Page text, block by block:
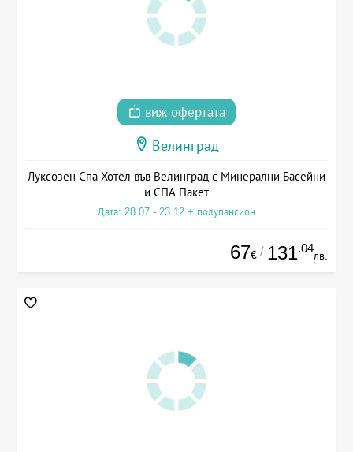
виж офертата
Велинград
Луксозен Спа Хотел във Велинград с Минерални Басейни
и СПА Пакет
Дата: 28.07 - 23.12 + полупансион
67€ / 131.04
лв.